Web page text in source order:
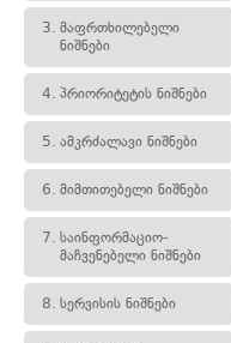
3. მაფრთხილებელი
ნიშნები
4. პრიორიტეტის ნიშნები
5. ამკრძალავი ნიშნები
6. მიმთითებელი ნიშნები
7. საინფორმაციო-
მაჩვენებელი ნიშნები
8. სერვისის ნიშნები